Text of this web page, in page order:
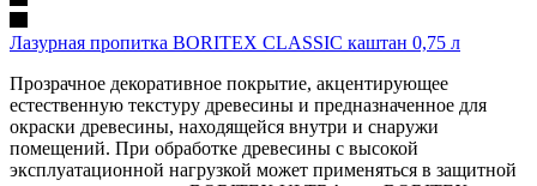
Лазурная пропитка BORITEX CLASSIC каштан 0,75 л
Прозрачное декоративное покрытие, акцентирующее
естественную текстуру древесины и предназначенное для
окраски древесины, находящейся внутри и снаружи
помещений. При обработке древесины с высокой
эксплуатационной нагрузкой может применяться в защитной